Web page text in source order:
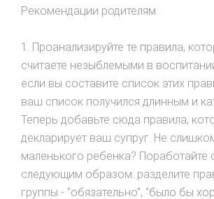
Рекомендации родителям:
1. Проанализируйте те правила,
считаете незыблемыми в
если вы составите список этих
ваш список получился длинным и
Теперь добавьте сюда правила,
декларирует ваш супруг. Не
маленького ребенка? Поработайте
следующим образом: разделите
группы - "обязательно", "было бы